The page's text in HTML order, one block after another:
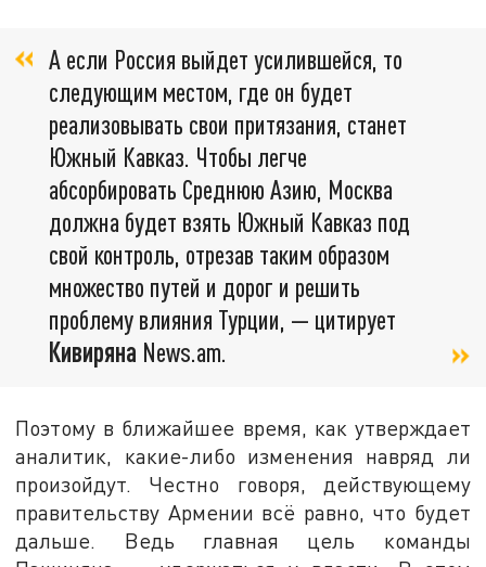
А если Россия выйдет усилившейся, то
следующим местом, где он будет
реализовывать свои притязания, станет
Южный Кавказ. Чтобы легче
абсорбировать Среднюю Азию, Москва
должна будет взять Южный Кавказ под
свой контроль, отрезав таким образом
множество путей и дорог и решить
проблему влияния Турции, — цитирует
Кивиряна News.am.
Поэтому в ближайшее время, как утверждает
аналитик, какие-либо изменения навряд ли
произойдут. Честно говоря, действующему
правительству Армении всё равно, что будет
дальше. Ведь главная цель команды